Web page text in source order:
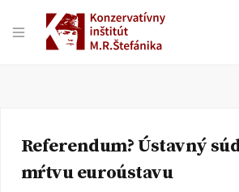
Referendum? Ústavný
mŕtvu euroústavu